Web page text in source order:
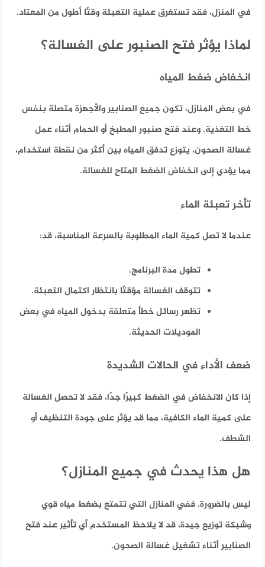
في المنزل، فقد تستغرق عملية التعبئة وقتًا أطول من المعتاد.
لماذا يؤثر فتح الصنبور على الغسالة؟
انخفاض ضغط المياه
في بعض المنازل، تكون جميع الصنابير والأجهزة متصلة بنفس
خط التغذية. وعند فتح صنبور المطبخ أو الحمام أثناء عمل
غسالة الصحون، يتوزع تدفق المياه بين أكثر من نقطة استخدام،
مما يؤدي إلى انخفاض الضغط المتاح للغسالة.
تأخر تعبئة الماء
عندما لا تصل كمية الماء المطلوبة بالسرعة المناسبة، قد:
تطول مدة البرنامج.
تتوقف الغسالة مؤقتًا بانتظار اكتمال التعبئة.
تظهر رسائل خطأ متعلقة بدخول المياه في بعض
الموديلات الحديثة.
ضعف الأداء في الحالات الشديدة
إذا كان الانخفاض في الضغط كبيرًا جدًا، فقد لا تحصل الغسالة
على كمية الماء الكافية، مما قد يؤثر على جودة التنظيف أو
الشطف.
هل هذا يحدث في جميع المنازل؟
ليس بالضرورة. ففي المنازل التي تتمتع بضغط مياه قوي
وشبكة توزيع جيدة، قد لا يلاحظ المستخدم أي تأثير عند فتح
الصنابير أثناء تشغيل غسالة الصحون.